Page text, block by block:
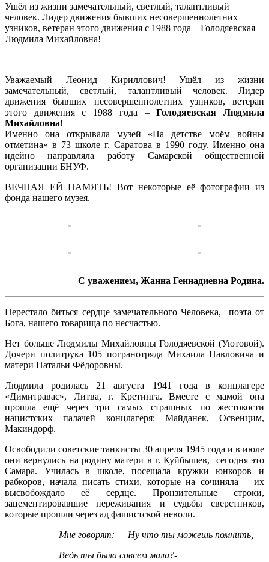
Ушёл из жизни замечательный, светлый, талантливый
человек. Лидер движения бывших несовершеннолетних
узников, ветеран этого движения с 1988 года – Голодяевская
Людмила Михайловна!
Уважаемый Леонид Кириллович! Ушёл из жизни
замечательный, светлый, талантливый человек. Лидер
движения бывших несовершеннолетних узников, ветеран
этого движения с 1988 года –Голодяевская Людмила
Михайловна!
Именно она открывала музей «На детстве моём войны
отметина» в 73 школе г. Саратова в 1990 году. Именно она
идейно направляла работу Самарской общественной
организации БНУФ.
ВЕЧНАЯ ЕЙ ПАМЯТЬ! Вот некоторые её фотографии из
фонда нашего музея.
С уважением, Жанна Геннадиевна Родина.
Перестало биться сердце замечательного Человека, поэта от
Бога, нашего товарища по несчастью.
Нет больше Людмилы Михайловны Голодяевской (Уютовой).
Дочери политрука 105 погранотряда Михаила Павловича и
матери Натальи Фёдоровны.
Людмила родилась 21 августа 1941 года в концлагере
«Димитравас», Литва, г. Кретинга. Вместе с мамой она
прошла ещё через три самых страшных по жестокости
нацистских палачей концлагеря: Майданек, Освенцим,
Макиндорф.
Освободили советские танкисты 30 апреля 1945 года и в июле
они вернулись на родину матери в г. Куйбышев, сегодня это
Самара. Училась в школе, посещала кружки юнкоров и
рабкоров, начала писать стихи, которые на сочиняла – их
высвобождало её сердце. Пронзительные строки,
зацементировавшие переживания и судьбы сверстников,
которые прошли через ад фашистской неволи.
Мне говорят: — Ну что ты можешь помнить,
Ведь ты была совсем мала?-